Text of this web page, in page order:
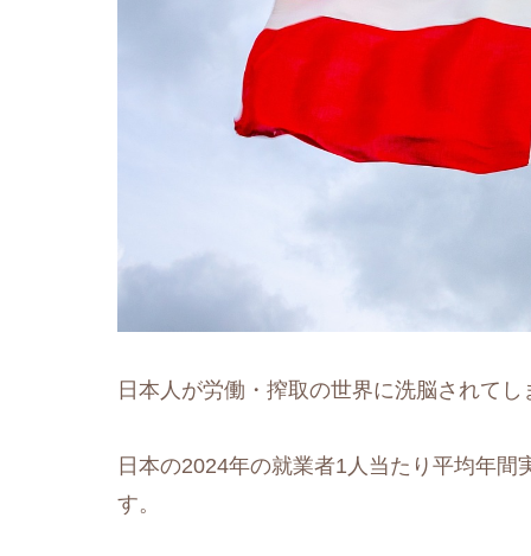
日本人が労働・搾取の世界に洗脳されて
日本の2024年の就業者1人当たり平均年
す。